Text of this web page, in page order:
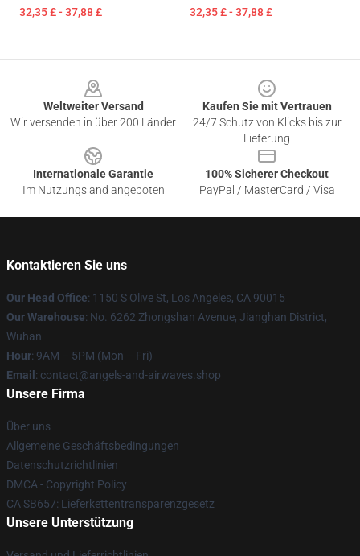
32,35 £ - 37,88 £ 32,35 £ - 37,88 £
Weltweiter Versand
Wir versenden in über 200 Länder
Kaufen Sie mit Vertrauen
24/7 Schutz von Klicks bis zur
Lieferung
Internationale Garantie
Im Nutzungsland angeboten
100% Sicherer Checkout
PayPal / MasterCard / Visa
Kontaktieren Sie uns
Our Head Office: 1150 S Olive St, Los Angeles, CA 90015
Our Warehouse: No. 6262 Zhongshan Avenue, Jianghan District,
Wuhan
Hour: 9AM – 5PM (Mon – Fri)
Email : contact@angels-and-airwaves.shop
Unsere Firma
Über uns
Allgemeine Geschäftsbedingungen
Datenschutzrichtlinien
DMCA - Copyright Policy
CA SB657: Lieferkettentransparenzgesetz
Unsere Unterstützung